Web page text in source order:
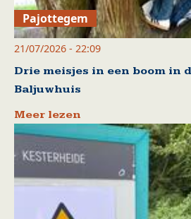
Pajottegem
21/07/2026 - 22:09
Drie meisjes in een boom in
Baljuwhuis
Meer lezen